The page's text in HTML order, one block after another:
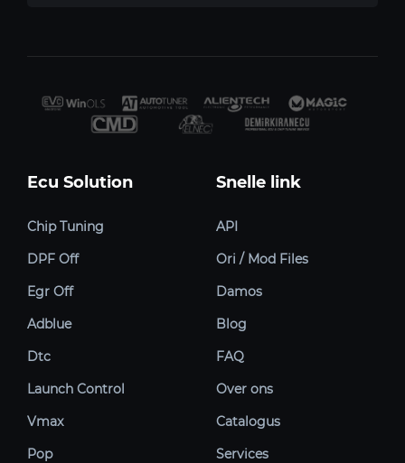
Ecu Solution
Chip Tuning
DPF Off
Egr Off
Adblue
Dtc
Launch Control
Vmax
Pop
Snelle link
API
Ori / Mod Files
Damos
Blog
FAQ
Over ons
Catalogus
Services